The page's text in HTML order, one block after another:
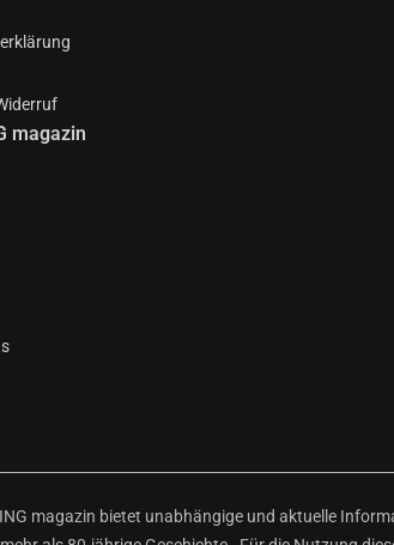
magazin
magazin bietet unabhängige und aktuelle